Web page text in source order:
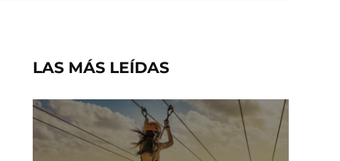
LAS MÁS LEÍDAS